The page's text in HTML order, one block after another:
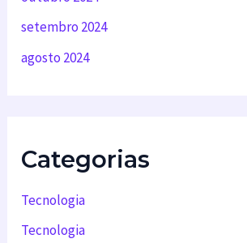
setembro 2024
agosto 2024
Categorias
Tecnologia
Tecnologia